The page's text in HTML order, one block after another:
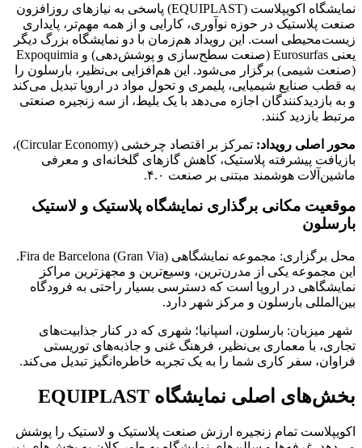
نمایشگاه اکویپلاست (EQUIPLAST) پاسخی به نیازهای روزافزون
صنعت پلاستیک در حوزه نوآوری، کارایی و از همه مهم‌تر، پایداری
زیست‌محیطی است. این رویداد هم‌زمان با دو نمایشگاه بزرگ دیگر
یعنی Eurosurfas (صنعت سطح‌سازی و پوشش‌دهی) و Expoquimia
(صنعت شیمی) برگزار می‌شود. این هم‌افزایی بی‌نظیر، بارسلون را
به قطب صنایع شیمیایی، پلیمری و تحول مواد در اروپا تبدیل می‌کند
و به بازدیدکنندگان اجازه می‌دهد با یک بلیط، از سه زنجیره صنعتی
مرتبط بازدید کنند.
محور اصلی رویداد:
تمرکز بر اقتصاد چرخشی (Circular Economy)،
بازیافت پیشرفته پلاستیک، کاهش گازهای گلخانه‌ای و معرفی
ماشین‌آلات هوشمند مبتنی بر صنعت ۴.۰.
موقعیت مکانی برگذاری نمایشگاه پلاستیک و لاستیک
بارسلون
محل برگزاری: مجموعه نمایشگاهی Fira de Barcelona (Gran Via).
این مجموعه یکی از مدرن‌ترین، وسیع‌ترین و مجهزترین مراکز
نمایشگاهی در اروپا است که دسترسی بسیار راحتی به فرودگاه
بین‌المللی بارسلون و مرکز شهر دارد.
شهر میزبان: بارسلون، اسپانیا؛ شهری که در کنار جذابیت‌های
تجاری، با معماری بی‌نظیر، فرهنگ غنی و جاذبه‌های توریستی
فراوان، سفر کاری شما را به یک تجربه خاطره‌انگیز تبدیل می‌کند.
بخش‌های اصلی نمایشگاه EQUIPLAST
اکویپلاست تمام زنجیره ارزش صنعت پلاستیک و لاستیک را پوشش